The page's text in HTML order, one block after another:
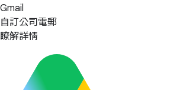
Gmail
自訂公司電郵
瞭解詳情